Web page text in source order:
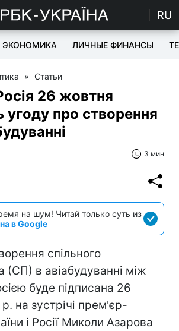
RU
ЭКОНОМИКА ЛИЧНЫЕ ФИНАНСЫ
» Статьи
26 жовтня
угоду про створення
3 мин
на шум! Читай только суть из
в Google
спільного
(СП) в авіабудуванні між
буде підписана 26
на зустрічі прем'єр-
і Росії Миколи Азарова